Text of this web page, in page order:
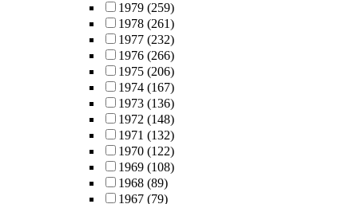
1979 (259)
1978 (261)
1977 (232)
1976 (266)
1975 (206)
1974 (167)
1973 (136)
1972 (148)
1971 (132)
1970 (122)
1969 (108)
1968 (89)
1967 (79)